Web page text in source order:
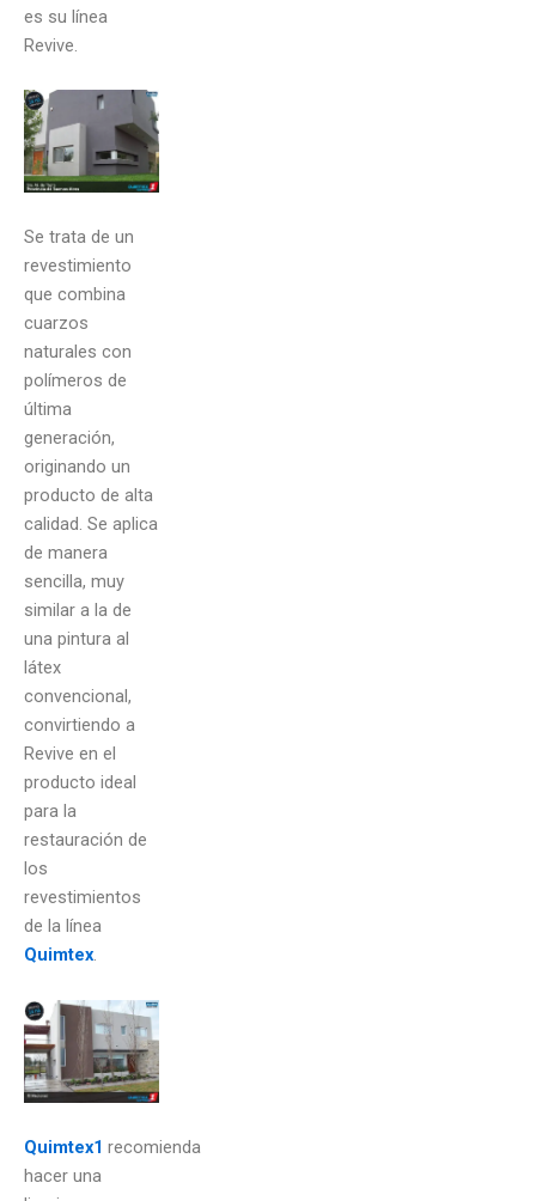
es su línea
Revive.
Se trata de un
revestimiento
que combina
cuarzos
naturales con
polímeros de
última
generación,
originando un
producto de alta
calidad. Se aplica
de manera
sencilla, muy
similar a la de
una pintura al
látex
convencional,
convirtiendo a
Revive en el
producto ideal
para la
restauración de
los
revestimientos
de la línea
Quimtex.
Quimtex1 recomienda
hacer una